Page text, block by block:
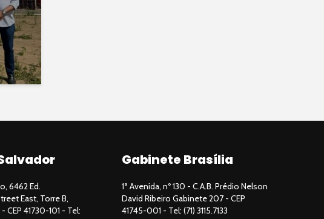
6462 Ed.
East, Torre B,
CEP 41730-101 - Tel:
Gabinete Brasília
1ª Avenida, nº 130 - C.A.B. Prédio Nelson
David Ribeiro Gabinete 207 - CEP
41745-001 - Tel: (71) 3115.7133